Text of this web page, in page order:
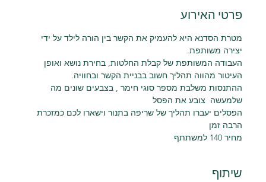
פרטי האירוע
מטרת הסדנא היא להעמיק את הקשר בין הורה לילד על ידי
יצירה משותפת.
העבודה המשותפת של קבלת החלטות, בחירת נושא ואופן
העיטור מהווה תהליך חשוב בבניית הקשר ובחוויה.
ההתנסות משלבת מספר סוגי חימר , בצבעים שונים מה
שלמעשה  צובע את הפסל
הפסלים יעברו תהליך של שריפה בתנור וישארו לכם כמזכרת
הרבה זמן
מחיר 140 למשתתף
שיתוף